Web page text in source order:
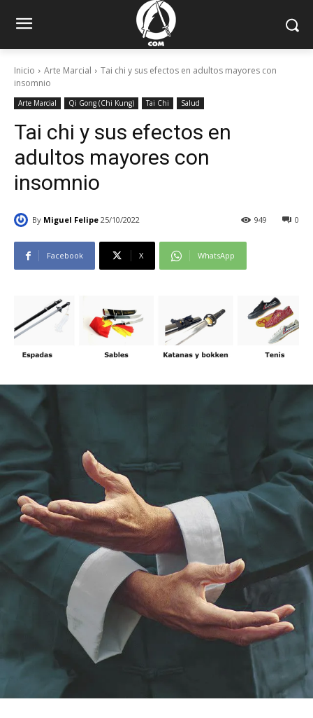
Inicio Arte Marcial
Tai chi y sus efectos en adultos mayores con
insomnio
Arte Marcial Qi Gong (Chi Kung) Tai Chi Salud
Tai chi y sus efectos en
adultos mayores con
insomnio
By Miguel Felipe 25/10/2022 0
949
Facebook X WhatsApp